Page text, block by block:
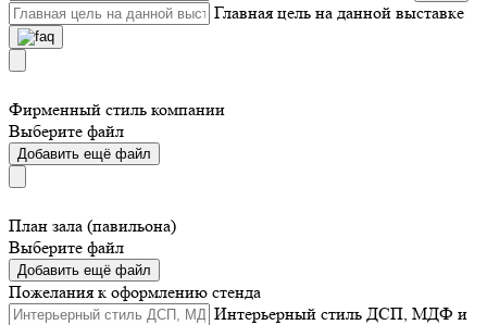
Главная цель на данной выставке
Фирменный стиль компании
Выберите файл
Добавить ещё файл
План зала (павильона)
Выберите файл
Добавить ещё файл
Пожелания к оформлению стенда
Интерьерный стиль ДСП, МДФ и